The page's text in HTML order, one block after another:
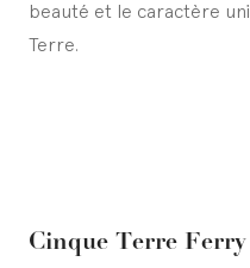
beauté et le caractère
Terre.
Cinque Terre Ferry